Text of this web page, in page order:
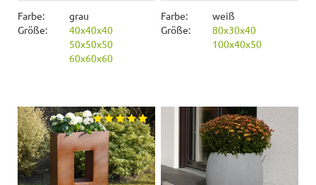
Farbe:
grau
Größe:
40x40x40
50x50x50
60x60x60
Farbe:
weiß
Größe:
80x30x40
100x40x50